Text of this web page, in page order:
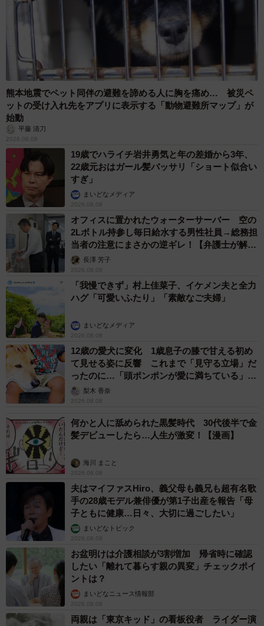
あまりございません。経歴、年齢性別に関わらず、成果を
出せば評価されますし、先に昇進できます。昇進と同時に
もちろん給料も上がります。評価基準がはっきり設定され
ていますので、社員たちが公平に評価されている感じがし
ます（セールスフォース・ジャパン）
▽給与は高め。福利厚生も充実しており、ウェルビーイン
グ（運動やマッサージ等）に使えるお金も毎月一部支給さ
れる。その他の福利厚生も様々あり、全てを使いこなすこ
とができればかなり手厚い手当になっている。実力を見た
きちんとした評価制度。ポジションにもよるが、比較的上
のポジションで入ると役職自体は上がりにくい印象（セー
ルスフォース・ジャパン）
▽基本給に加えてRSU（譲渡制限付株式ユニット）の付与
が評価に応じてある。部署によるが、同年代の平均年収は
超えてくる。個人ターゲットへの達成率、チームへの貢献
度、担当プロジェクトのビジネス貢献度など自分から仕事
を進められたか、来期以降の改善につなげられる動きがで
きたかなど、全てにおいて数字で表せる結果が出せた人が
評価される。ある意味シンプルで風通しが良いと感じる。
年功序列は一切ない（アマゾンジャパン）
▽若手のうちは規定通りの階段を上がっていくケースが多
い。しかし新卒入社の場合10年目くらいから、昇格にばら
▽基本給は職位によって決まる。職位が上がるとテーブル
が一気に引き上がる。賞与はベース+加点で、職位が上がる
につれ加点の割合が大きくなる（トヨタ自動車）
熊本地震でペット同伴の避難を諦める人に胸を痛め… 被災ペ
ットの受け入れ先をアプリに表示する「動物避難所マップ」が
始動
平藤 清刀
2026.08.08
19歳でハライチ岩井勇気と年の差婚から3年、
22歳元おはガール髪バッサリ「ショート似合い
すぎ」
まいどなメディア
2026.08.08
オフィスに置かれたウォーターサーバー 空の
2Lボトル持参し毎日給水する男性社員→総務担
当者の注意にまさかの逆ギレ！【弁護士が解
説】長澤 芳子
2026.08.08
「我慢できず」村上佳菜子、イケメン夫と全力
ハグ「可愛いふたり」「素敵なご夫婦」
まいどなメディア
2026.08.08
12歳の愛犬に変化 1歳息子の膝で甘える初め
て見せる姿に反響 これまで「見守る立場」だ
ったのに…「頭ポンポンが愛に満ちている」
「尊…」
梨木 香奈
2026.08.08
何かと人に舐められた黒髪時代 30代後半で金
髪デビューしたら…人生が激変！【漫画】
海川 まこと
2026.08.08
夫はマイファスHiro、義父母も義兄も超有名歌
手の28歳モデル兼俳優が第1子出産を報告「母
子ともに健康…日々、大切に過ごしたい」
まいどなトピック
2026.08.08
お盆明けは介護相談が3割増加 帰省時に確認
したい「離れて暮らす親の異変」チェックポイ
ントは？
まいどなニュース情報部
2026.08.08
両親は「東京キッド」の看板役者 ライダー演